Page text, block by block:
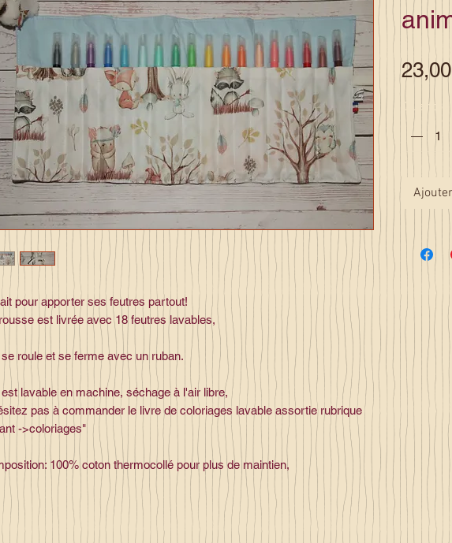
pour apporter ses feutres partout!
est livrée avec 18 feutres lavables,
se roule et se ferme avec un ruban.
est lavable en machine, séchage à l'air libre,
pas à commander le livre de coloriages lavable assortie rubrique
->coloriages"
100% coton thermocollé pour plus de maintien,
Quantité